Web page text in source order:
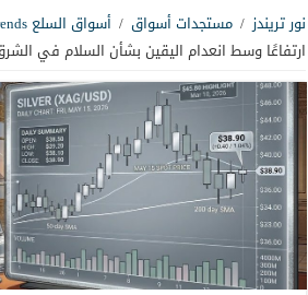
نور تريندز / مستجدات أسواق / أسواق السلع Noor Trends
ارتفاعًا وسط انعدام اليقين بشأن السلام في